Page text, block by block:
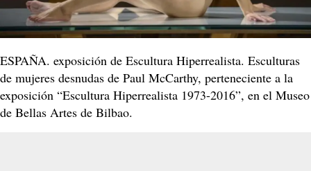
ESPAÑA. exposición de Escultura Hiperrealista. Esculturas
de mujeres desnudas de Paul McCarthy, perteneciente a la
exposición “Escultura Hiperrealista 1973-2016”, en el Museo
de Bellas Artes de Bilbao.